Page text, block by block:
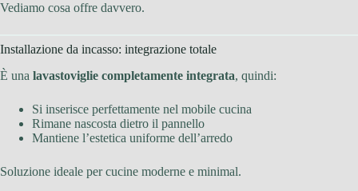
Vediamo cosa offre davvero.
Installazione da incasso: integrazione totale
È una lavastoviglie completamente integrata, quindi:
Si inserisce perfettamente nel mobile cucina
Rimane nascosta dietro il pannello
Mantiene l’estetica uniforme dell’arredo
Soluzione ideale per cucine moderne e minimal.